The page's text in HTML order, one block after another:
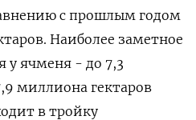
с прошлым годом
Наиболее заметное
у ячменя - до 7,3
миллиона гектаров
в тройку